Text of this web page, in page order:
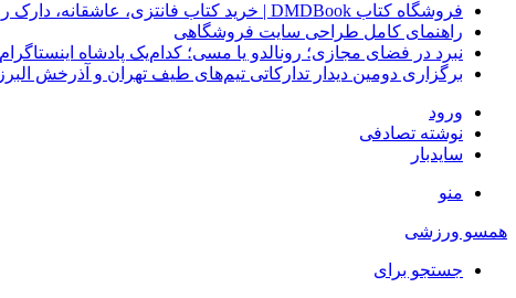
فروشگاه کتاب DMDBook | خرید کتاب فانتزی، عاشقانه، دارک رومنس و رمان بدون حذفیات
راهنمای کامل طراحی سایت فروشگاهی
نبرد در فضای مجازی؛ رونالدو یا مسی؛ کدام‌یک پادشاه
برگزاری دومین دیدار تدارکاتی تیم‌های طیف تهران و آذرخش
ورود
نوشته تصادفی
سایدبار
منو
همسو ورزشی
جستجو برای